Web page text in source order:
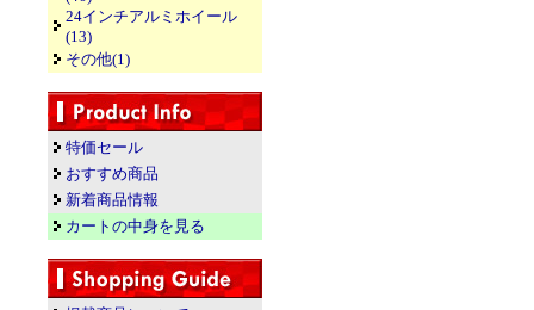
24インチアルミホイール
(13)
その他(1)
特価セール
おすすめ商品
新着商品情報
カートの中身を見る